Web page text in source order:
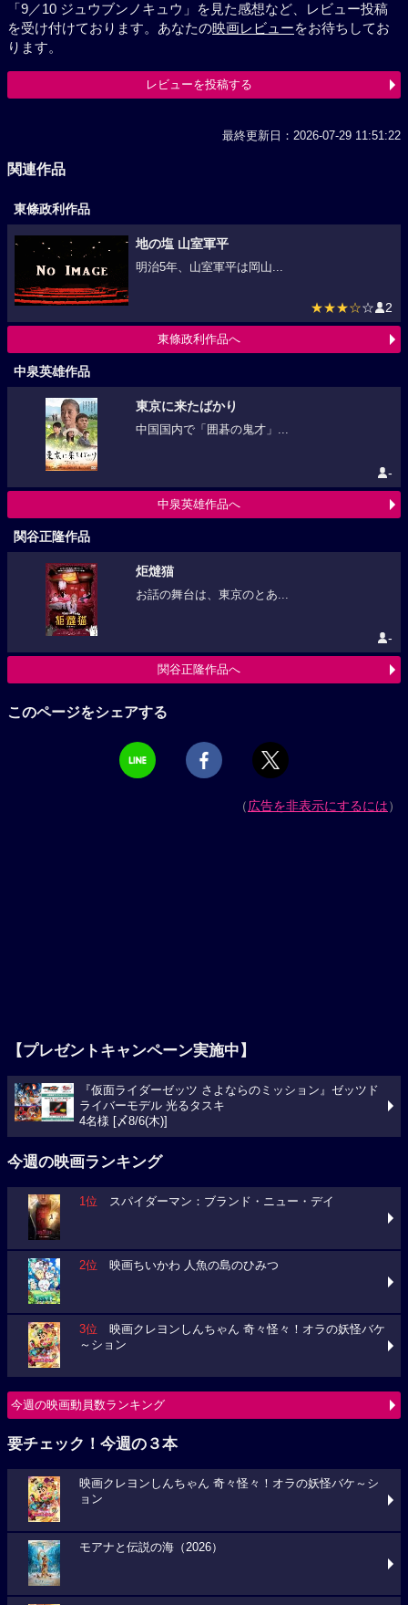
「9／10 ジュウブンノキュウ」を見た感想など、レビュー投稿
を受け付けております。あなたの映画レビューをお待ちしてお
ります。
レビューを投稿する
最終更新日：2026-07-29 11:51:22
関連作品
東條政利作品
地の塩 山室軍平
明治5年、山室軍平は岡山...
★★★☆☆ 2
東條政利作品へ
中泉英雄作品
東京に来たばかり
中国国内で「囲碁の鬼才」...
-
中泉英雄作品へ
関谷正隆作品
炬燵猫
お話の舞台は、東京のとあ...
-
関谷正隆作品へ
このページをシェアする
（広告を非表示にするには）
【プレゼントキャンペーン実施中】
『仮面ライダーゼッツ さよならのミッション』ゼッツド
ライバーモデル 光るタスキ
4名様 [〆8/6(木)]
今週の映画ランキング
1位 スパイダーマン：ブランド・ニュー・デイ
2位 映画ちいかわ 人魚の島のひみつ
3位 映画クレヨンしんちゃん 奇々怪々！オラの妖怪バケ
～ション
今週の映画動員数ランキング
要チェック！今週の３本
映画クレヨンしんちゃん 奇々怪々！オラの妖怪バケ～シ
ョン
モアナと伝説の海（2026）